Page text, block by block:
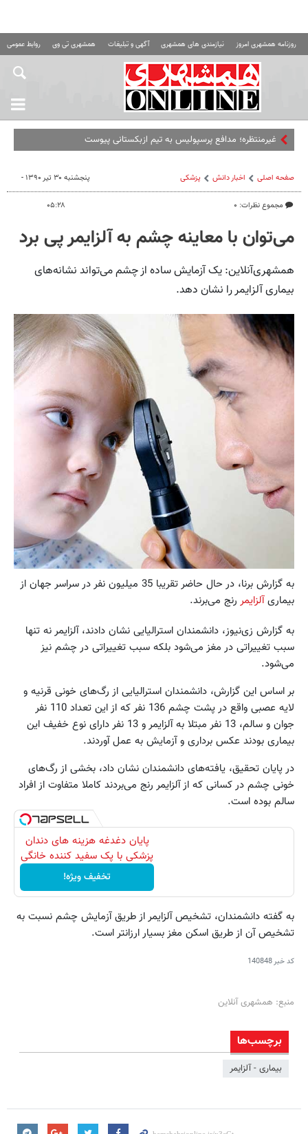
روزنامه همشهری امروز نیازمندی های همشهری آگهی و تبلیغات همشهری تی وی روابط عمومی
غیرمنتظره؛‌ مدافع پرسپولیس به تیم ازبکستانی پیوست
صفحه اصلی اخبار دانش پزشکی
مجموع نظرات: ۰
پنجشنبه ۳۰ تیر ۱۳۹۰ -
۰۵:۲۸
می‌توان با معاینه چشم به آلزایمر پی برد
همشهری‌آنلاین: یک آزمایش ساده از چشم می‌تواند نشانه‌های
بیماری آلزایمر را نشان دهد.
به گزارش برنا، در حال حاضر تقریبا 35 میلیون نفر در سراسر جهان از
بیماریآلزایمر رنج می‌برند.
به گزارش زی‌نیوز، دانشمندان استرالیایی نشان دادند، آلزایمر نه تنها
سبب تغییراتی در مغز می‌شود بلکه سبب تغییراتی در چشم نیز
می‌شود.
بر اساس این گزارش، دانشمندان استرالیایی از رگ‌های خونی قرنیه و
لایه عصبی واقع در پشت چشم 136 نفر که از این تعداد 110 نفر
جوان و سالم، 13 نفر مبتلا به آلزایمر و 13 نفر دارای نوع خفیف این
بیماری بودند عکس برداری و آزمایش به عمل آوردند.
در پایان تحقیق، یافته‌های دانشمندان نشان داد، بخشی از رگ‌های
خونی چشم در کسانی که از آلزایمر رنج می‌بردند کاملا متفاوت از افراد
سالم بوده است.
پایان دغدغه هزینه های دندان
پزشکی با پک سفید کننده خانگی
تخفیف ویژه!
به گفته دانشمندان، تشخیص آلزایمر از طریق آزمایش چشم نسبت به
تشخیص آن از طریق اسکن مغز بسیار ارزان‎تر است.
کد خبر140848
منبع: همشهری آنلاین
برچسب‌ها
بیماری - آلزایمر